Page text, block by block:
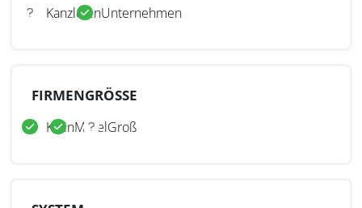
KanzleienUnternehmen
FIRMENGRÖSSE
KleinMittelGroß